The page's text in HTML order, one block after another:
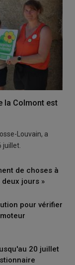
la Colmont est
Louvain, a
juillet.
de choses à
jours »
pour vérifier
20 juillet